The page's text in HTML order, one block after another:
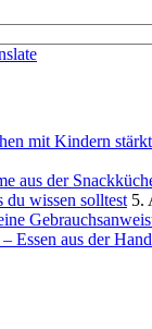
mit Kindern
aus der
du wissen solltest 5.
Essen aus der